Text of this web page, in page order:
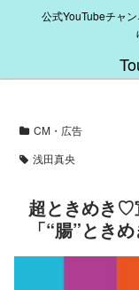
公式YouTubeチャ
CM・広告
浅田真央
超ときめき♡
「“腸”とき